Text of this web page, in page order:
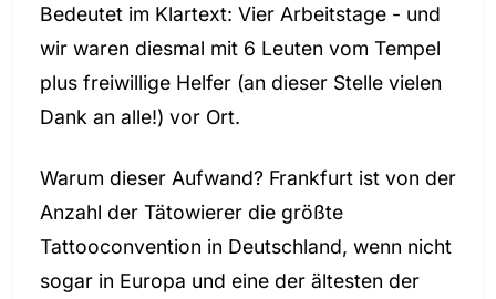
Bedeutet im Klartext: Vier Arbeitstage - und
wir waren diesmal mit 6 Leuten vom Tempel
plus freiwillige Helfer (an dieser Stelle vielen
Dank an alle!) vor Ort.
Warum dieser Aufwand? Frankfurt ist von der
Anzahl der Tätowierer die größte
Tattooconvention in Deutschland, wenn nicht
sogar in Europa und eine der ältesten der